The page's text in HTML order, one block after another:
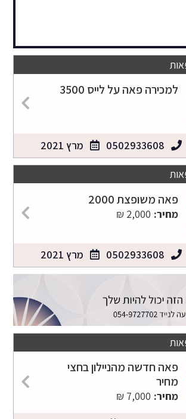
למכירה פאה על לייס 3500
0502933608 מרץ 2021
פאה משופצת 2000
מחיר: 2,000 ₪
0502933608 מרץ 2021
פאה חדשה מהניילון בחצי
מחיר
מחיר: 7,000 ₪